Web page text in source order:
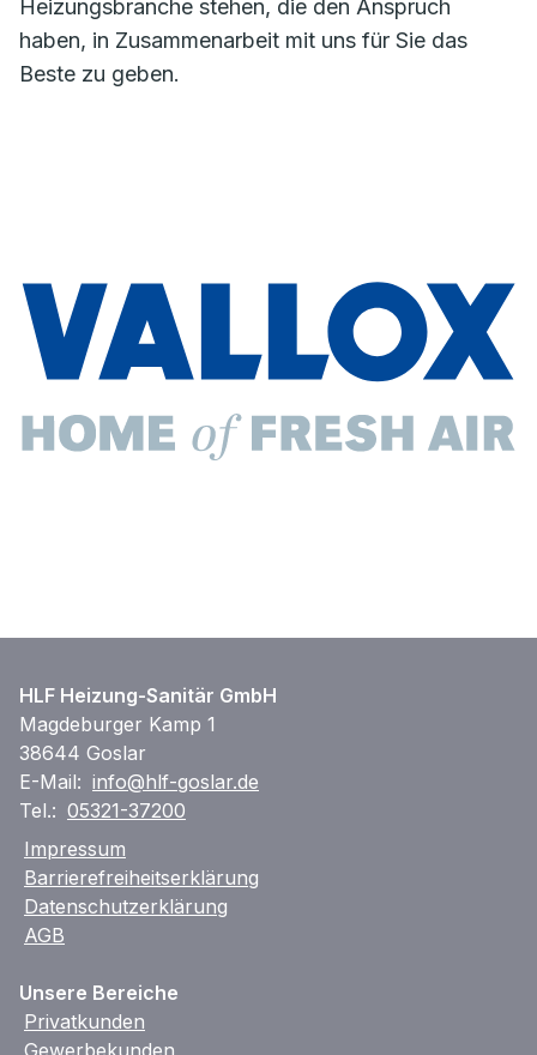
Heizungsbranche stehen, die den Anspruch
haben, in Zusammenarbeit mit uns für Sie das
Beste zu geben.
HLF Heizung-Sanitär GmbH
Magdeburger Kamp 1
38644 Goslar
E-Mail: info@hlf-goslar.de
Tel.: 05321-37200
Impressum
Barrierefreiheitserklärung
Datenschutzerklärung
AGB
Unsere Bereiche
Privatkunden
Gewerbekunden